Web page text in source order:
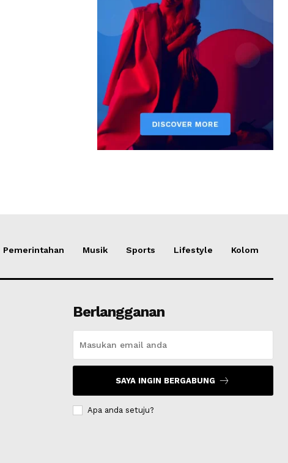
Pemerintahan Musik Sports Lifestyle Kolom
Berlangganan
SAYA INGIN BERGABUNG
Apa anda setuju?